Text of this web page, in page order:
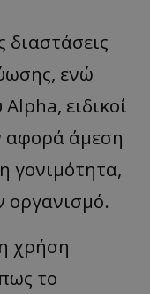
διαστάσεις
ενώ
ειδικοί
αφορά άμεση
γονιμότητα,
οργανισμό.
χρήση
το